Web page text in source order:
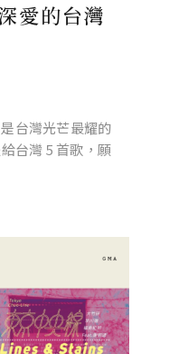
愛的台灣
台灣光芒最耀的
台灣 5 首歌，願